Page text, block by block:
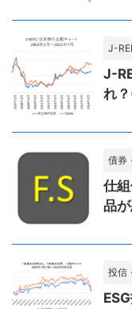
J-
J-
れ
債券
仕
品
投信